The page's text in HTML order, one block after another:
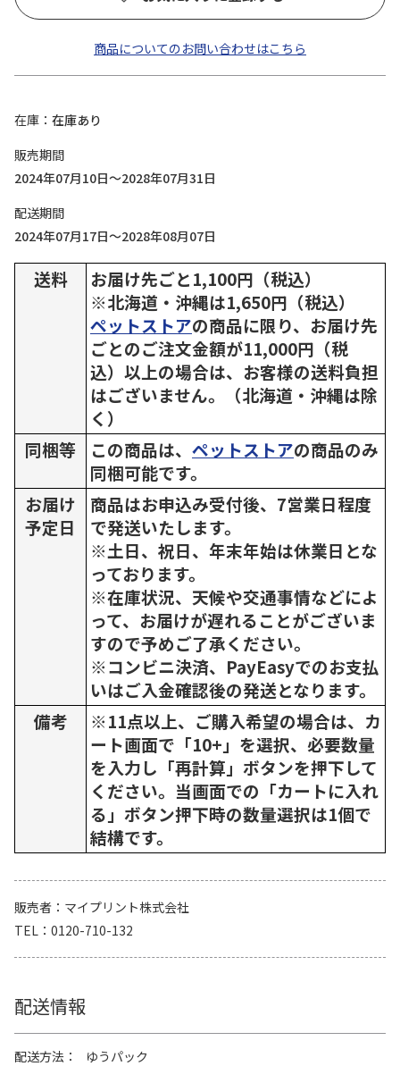
商品についてのお問い合わせはこちら
在庫
在庫あり
販売期間
2024年07月10日～2028年07月31日
配送期間
2024年07月17日～2028年08月07日
送料
お届け先ごと1,100円（税込）
※北海道・沖縄は1,650円（税込）
ペットストアの商品に限り、お届け先
ごとのご注文金額が11,000円（税
込）以上の場合は、お客様の送料負担
はございません。（北海道・沖縄は除
く）
同梱等
この商品は、 ペットストアの商品のみ
同梱可能です。
お届け
予定日
商品はお申込み受付後、7営業日程度
で発送いたします。
※土日、祝日、年末年始は休業日とな
っております。
※在庫状況、天候や交通事情などによ
って、お届けが遅れることがございま
すので予めご了承ください。
※コンビニ決済、PayEasyでのお支払
いはご入金確認後の発送となります。
備考
※11点以上、ご購入希望の場合は、カ
ート画面で「10+」を選択、必要数量
を入力し「再計算」ボタンを押下して
ください。当画面での「カートに入れ
る」ボタン押下時の数量選択は1個で
結構です。
販売者
マイプリント株式会社
TEL
0120-710-132
配送情報
配送方法
ゆうパック